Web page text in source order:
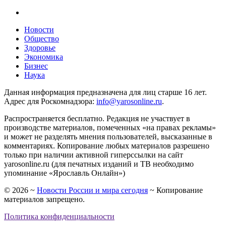
Новости
Общество
Здоровье
Экономика
Бизнес
Наука
Данная информация предназначена для лиц старше 16 лет.
Адрес для Роскомнадзора: info@yarosonline.ru.
Распространяется бесплатно. Редакция не участвует в
производстве материалов, помеченных «на правах рекламы»
и может не разделять мнения пользователей, высказанные в
комментариях. Копирование любых материалов разрешено
только при наличии активной гиперссылки на сайт
yarosonline.ru (для печатных изданий и ТВ необходимо
упоминание «Ярославль Онлайн»)
© 2026 ~ Новости России и мира сегодня ~ Копирование
материалов запрещено.
Политика конфиденциальности